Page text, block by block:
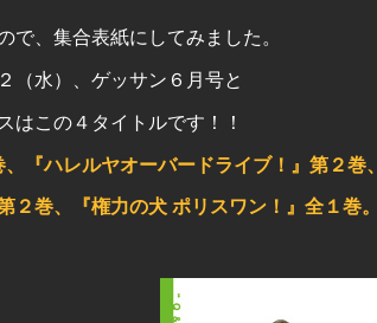
で、集合表紙にしてみました。
（水）、ゲッサン６月号と
はこの４タイトルです！！
、『ハレルヤオーバードライブ！』第２巻、
２巻、『権力の犬 ポリスワン！』全１巻。